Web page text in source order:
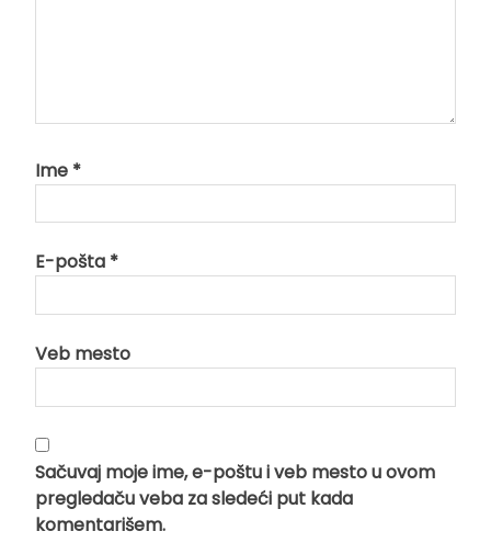
Ime *
E-pošta *
Veb mesto
Sačuvaj moje ime, e-poštu i veb mesto u ovom
pregledaču veba za sledeći put kada
komentarišem.